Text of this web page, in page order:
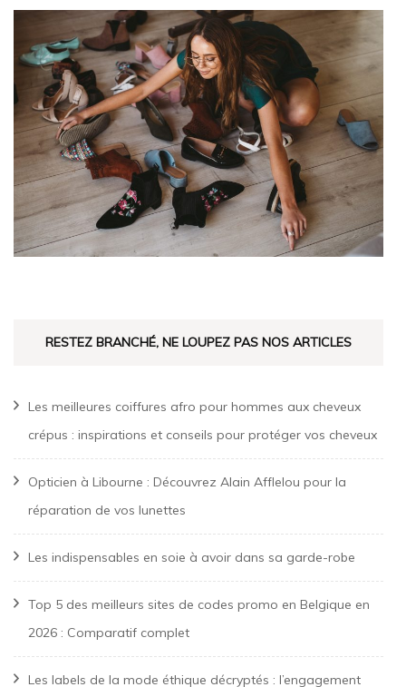
RESTEZ BRANCHÉ, NE LOUPEZ PAS NOS ARTICLES
Les meilleures coiffures afro pour hommes aux cheveux
crépus : inspirations et conseils pour protéger vos cheveux
Opticien à Libourne : Découvrez Alain Afflelou pour la
réparation de vos lunettes
Les indispensables en soie à avoir dans sa garde-robe
Top 5 des meilleurs sites de codes promo en Belgique en
2026 : Comparatif complet
Les labels de la mode éthique décryptés : l’engagement